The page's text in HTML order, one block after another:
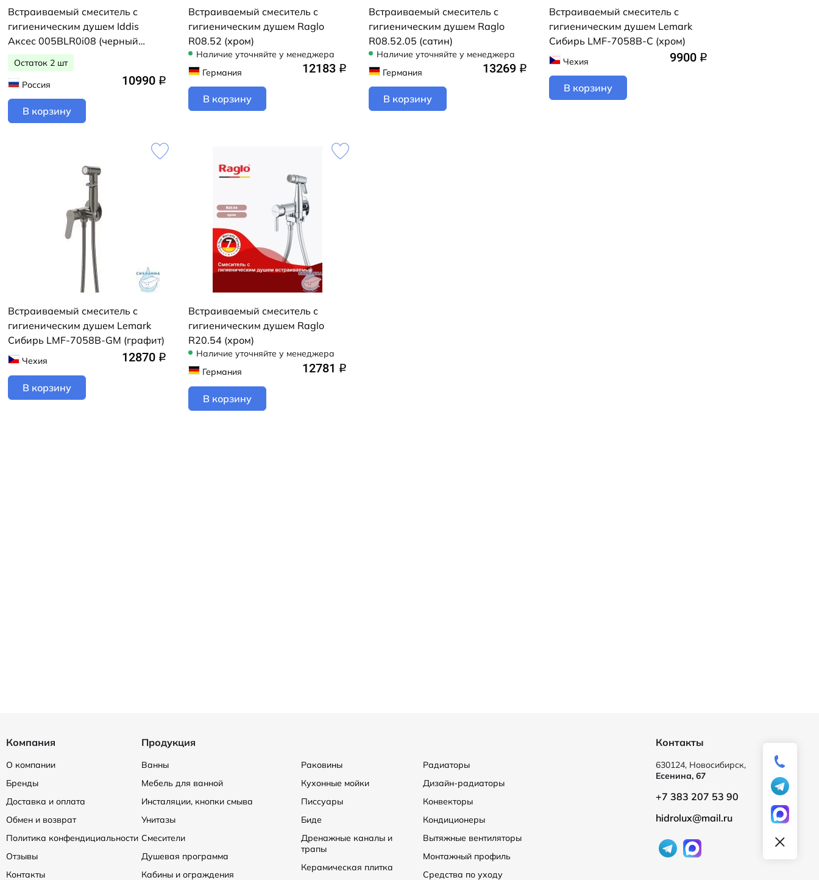
Встраиваемый смеситель с
гигиеническим душем Iddis
Аксес 005BLR0i08 (черный
матовый)
Остаток 2 шт
Россия
10990 q
В корзину
Встраиваемый смеситель с
гигиеническим душем Raglo
R08.52 (хром)
Наличие уточняйте у менеджера
Германия
12183 q
В корзину
Встраиваемый смеситель с
гигиеническим душем Raglo
R08.52.05 (сатин)
Наличие уточняйте у менеджера
Германия
13269 q
В корзину
Встраиваемый смеситель с
гигиеническим душем Lemark
Сибирь LMF-7058B-C (хром)
Чехия 9900 q
В корзину
Встраиваемый смеситель с
гигиеническим душем Lemark
Сибирь LMF-7058B-GM (графит)
Чехия 12870 q
В корзину
Встраиваемый смеситель с
гигиеническим душем Raglo
R20.54 (хром)
Наличие уточняйте у менеджера
Германия
12781 q
В корзину
Компания
О компании
Бренды
Доставка и оплата
Обмен и возврат
Политика конфендициальности
Отзывы
Контакты
Продукция
Ванны
Мебель для ванной
Инсталяции, кнопки смыва
Унитазы
Смесители
Душевая программа
Кабины и ограждения
Раковины
Кухонные мойки
Писсуары
Биде
Дренажные каналы и
трапы
Керамическая плитка
Радиаторы
Дизайн-радиаторы
Конвекторы
Кондиционеры
Вытяжные вентиляторы
Монтажный профиль
Средства по уходу
Контакты
630124, Новосибирск,
Есенина, 67
+7 383 207 53 90
hidrolux@mail.ru